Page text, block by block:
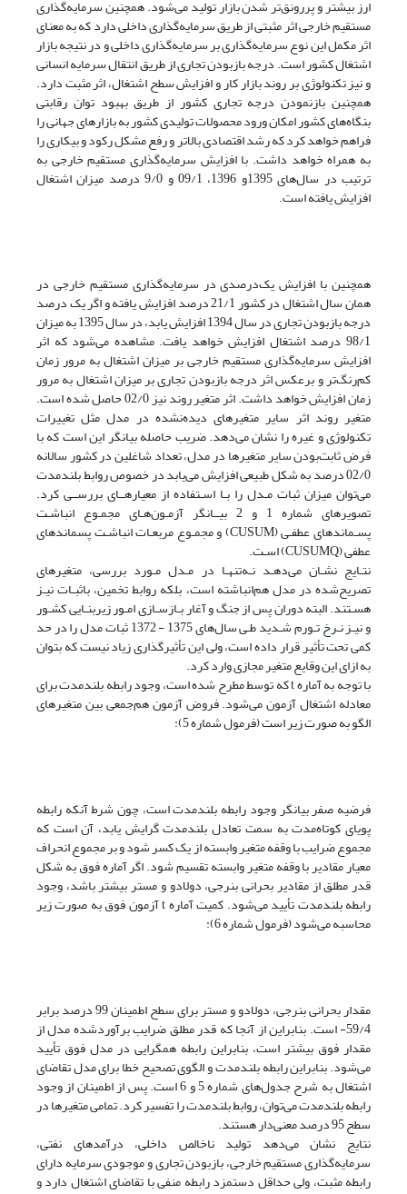
ارز بیشتر و پررونق‌تر شدن بازار تولید می‌شود. همچنین سرمایه‌گذاری
مستقیم خارجی اثر مثبتی از طریق سرمایه‌گذاری داخلی دارد که به معنای
اثر مکمل این نوع سرمایه‌گذاری بر سرمایه‌گذاری داخلی و در نتیجه بازار
اشتغال کشور است. درجه بازبودن تجاری از طریق انتقال سرمایه انسانی
و نیز تکنولوژی بر روند بازار کار و افزایش سطح اشتغال، اثر مثبت دارد.
همچنین بازنمودن درجه تجاری کشور از طریق بهبود توان رقابتی
بنگاه‌های کشور امکان ورود محصولات تولیدی کشور به بازارهای جهانی را
فراهم خواهد کرد که رشد اقتصادی بالاتر و رفع مشکل رکود و بیکاری را
به همراه خواهد داشت. با افزایش سرمایه‌گذاری مستقیم خارجی به
ترتیب در سال‌های 1395و 1396، 09/1 و 9/0 درصد میزان اشتغال
افزایش یافته است.
همچنین با افزایش یک‌درصدی در سرمایه‌گذاری مستقیم خارجی در
همان سال اشتغال در کشور 21/1 درصد افزایش یافته و اگر یک درصد
درجه باز‌بودن تجاری در سال 1394 افزایش یابد، در سال 1395 به میزان
98/1 درصد اشتغال افزایش خواهد یافت. مشاهده می‌شود که اثر
افزایش سرمایه‌گذاری مستقیم خارجی بر میزان اشتغال به مرور زمان
کم‌رنگ‌تر و برعکس اثر درجه باز‌بودن تجاری بر میزان اشتغال به مرور
زمان افزایش خواهد داشت. اثر متغیر روند نیز 02/0 حاصل شده است.
متغیر روند اثر سایر متغیرهای دیده‌نشده در مدل مثل تغییرات
تکنولوژی و غیره را نشان می‌دهد. ضریب حاصله بیانگر این است که با
فرض ثابت‌بودن سایر متغیرها در مدل، تعداد شاغلین در کشور سالانه
02/0 درصد به شکل طبیعی افزایش می‌یابد در خصوص روابط بلند‌مدت
می‌توان میزان ثبات مـدل را بـا اسـتفاده از معیارهــای بررســی کرد.
تصویرهای شماره 1 و 2 بیــانگر آزمـون‌هـای مجمـوع انباشـت
پسـماندهای عطفـی (CUSUM) و مجمـوع مربعـات انباشـت پسماندهای
عطفی (CUSUMQ) اسـت.
نتـایج نشـان می‌دهـد نـه‌تنهـا در مـدل مـورد بررسی، متغیرهای
تصریح‌شده در مدل هم‌انباشته است، بلکه روابط تخمین، باثبـات نیـز
هسـتند. البته دوران پس از جنگ و آغار بـازسـازی امـور زیربنـایی کشـور
و نیـز نـرخ تـورم شـدید طـی سال‌های 1375 - 1372 ثبات مدل را در حد
کمی تحت تأثیر قرار داده است، ولی این تأثیر‌گذاری زیاد نیست که بتوان
به ازای این وقایع متغیر مجازی وارد کرد.
با توجه به آماره t که توسط مطرح شده است، وجود رابطه بلندمدت برای
معادله اشتغال آزمون می‌شود. فروض آزمون هم‌جمعی بین متغیرهای
الگو به صورت زیر است (فرمول شماره 5):
فرضیه صفر بیانگر وجود رابطه بلند‌مدت است، چون شرط آنکه رابطه
پویای کوتاه‌مدت به سمت تعادل بلندمدت گرایش یابد، آن است که
مجموع ضرایب با وقفه متغیر وابسته از یک کسر شود و بر مجموع انحراف
معیار مقادیر با وقفه متغیر وابسته تقسیم شود. اگر آماره فوق به شکل
قدر مطلق از مقادیر بحرانی بنرجی، دولادو و مستر بیشتر باشد، وجود
رابطه بلندمدت تأیید می‌شود. کمیت آماره t آزمون فوق به صورت زیر
محاسبه می‌شود (فرمول شماره 6):
مقدار بحرانی بنرجی، دولادو و مستر برای سطح اطمینان 99 درصد برابر
59/4- است. بنابراین از آنجا که قدر مطلق ضرایب برآورد‌شده مدل از
مقدار فوق بیشتر است، بنابراین رابطه همگرایی در مدل فوق تأیید
می‌شود. بنابراین رابطه بلندمدت و الگوی تصحیح خطا برای مدل تقاضای
اشتغال به شرح جدول‌های شماره 5 و 6 است. پس از اطمینان از وجود
رابطه بلندمدت می‌توان، روابط بلندمدت را تفسیر کرد. تمامی متغیرها در
سطح 95 درصد معنی‌دار هستند.
نتایج نشان می‌دهد تولید ناخالص داخلی، درآمدهای نفتی،
سرمایه‌گذاری مستقیم خارجی، باز‌بودن تجاری و موجودی سرمایه دارای
رابطه مثبت، ولی حداقل دستمزد رابطه منفی با تقاضای اشتغال دارد و